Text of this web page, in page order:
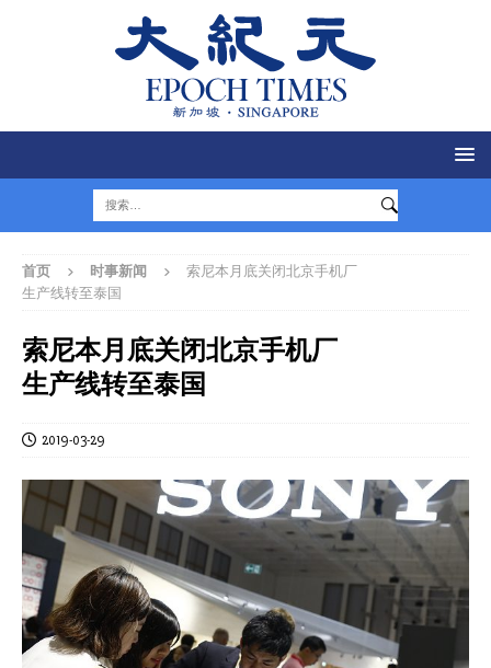
首页 时事新闻
索尼本月底关闭北京手机厂
生产线转至泰国
索尼本月底关闭北京手机厂
生产线转至泰国
2019-03-29